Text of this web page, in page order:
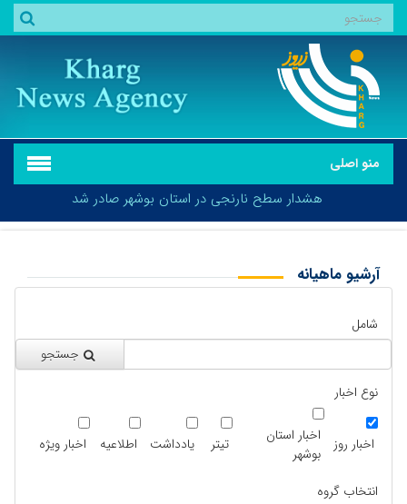
منو اصلی
هشدار سطح نارنجی در استان بوشهر صادر شد
آرشیو ماهیانه
شامل
جستجو
نوع اخبار
اخبار روز
اخبار استان
بوشهر
تیتر یادداشت اطلاعیه اخبار ویژه
انتخاب گروه